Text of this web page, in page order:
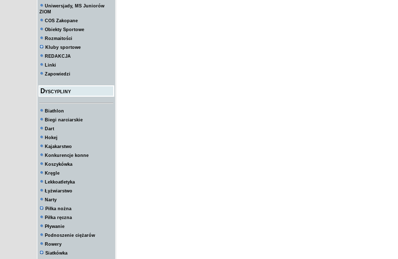
Uniwersjady, MS Juniorów
ZIOM
COS Zakopane
Obiekty Sportowe
Rozmaitości
Kluby sportowe
REDAKCJA
Linki
Zapowiedzi
Dyscypliny
Biathlon
Biegi narciarskie
Dart
Hokej
Kajakarstwo
Konkurencje konne
Koszykówka
Kręgle
Lekkoatletyka
Łyżwiarstwo
Narty
Piłka nożna
Piłka ręczna
Pływanie
Podnoszenie ciężarów
Rowery
Siatkówka